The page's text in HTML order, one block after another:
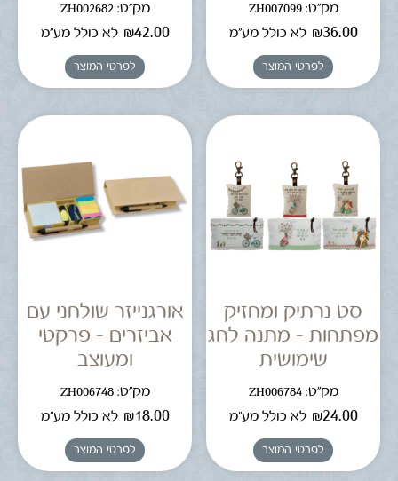
מק"ט: ZH007099
₪36.00 לא כולל מע"מ
לפרטי המוצר
מק"ט: ZH002682
₪42.00 לא כולל מע"מ
לפרטי המוצר
סט נרתיק ומחזיק
מפתחות – מתנה לחג
שימושית
מק"ט: ZH006784
₪24.00 לא כולל מע"מ
לפרטי המוצר
אורגנייזר שולחני עם
אביזרים – פרקטי
ומעוצב
מק"ט: ZH006748
₪18.00 לא כולל מע"מ
לפרטי המוצר